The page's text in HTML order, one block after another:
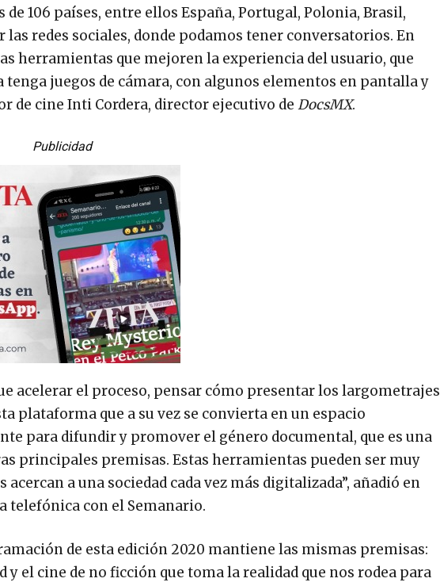
106 países, entre ellos España, Portugal, Polonia, Brasil,
redes sociales, donde podamos tener conversatorios. En
herramientas que mejoren la experiencia del usuario, que
juegos de cámara, con algunos elementos en pantalla y
de cine Inti Cordera, director ejecutivo de DocsMX.
Publicidad
acelerar el proceso, pensar cómo presentar los largometrajes
plataforma que a su vez se convierta en un espacio
para difundir y promover el género documental, que es una
principales premisas. Estas herramientas pueden ser muy
acercan a una sociedad cada vez más digitalizada”, añadió en
telefónica con el Semanario.
de esta edición 2020 mantiene las mismas premisas:
y el cine de no ficción que toma la realidad que nos rodea para